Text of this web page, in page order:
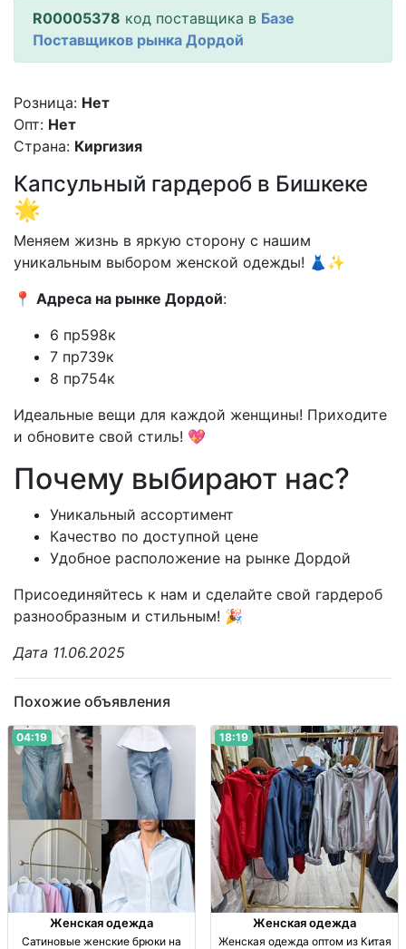
R00005378 код поставщика в Базе
Поставщиков рынка Дордой
Розница: Нет
Опт: Нет
Страна: Киргизия
Капсульный гардероб в Бишкеке
🌟
Меняем жизнь в яркую сторону с нашим
уникальным выбором женской одежды! 👗✨
📍 Адреса на рынке Дордой:
6 пр598к
7 пр739к
8 пр754к
Идеальные вещи для каждой женщины! Приходите
и обновите свой стиль! 💖
Почему выбирают нас?
Уникальный ассортимент
Качество по доступной цене
Удобное расположение на рынке Дордой
Присоединяйтесь к нам и сделайте свой гардероб
разнообразным и стильным! 🎉
Дата 11.06.2025
Похожие объявления
04:19
Женская одежда
Сатиновые женские брюки на
18:19
Женская одежда
Женская одежда оптом из Китая